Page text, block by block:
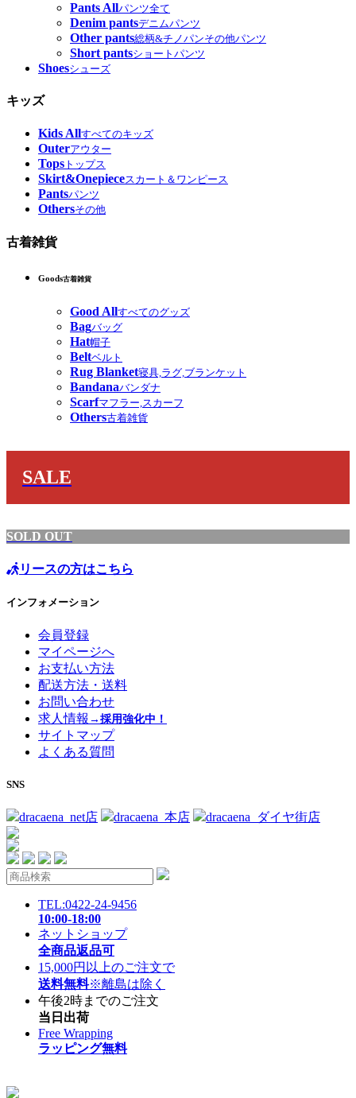
Pants Allパンツ全て
Denim pantsデニムパンツ
Other pants総柄&チノパンその他パンツ
Short pantsショートパンツ
Shoesシューズ
キッズ
Kids Allすべてのキッズ
Outerアウター
Tops トップス
Skirt&Onepieceスカート＆ワンピース
Pantsパンツ
Othersその他
古着雑貨
Goods古着雑貨
Good Allすべてのグッズ
Bagバッグ
Hat帽子
Beltベルト
Rug Blanket寝具,ラグ,ブランケット
Bandanaバンダナ
Scarfマフラー,スカーフ
Others古着雑貨
SALE
SOLD OUT
リースの方はこちら
インフォメーション
会員登録
マイページへ
お支払い方法
配送方法・送料
お問い合わせ
求人情報 →採用強化中！
サイトマップ
よくある質問
SNS
dracaena_net店 dracaena_本店 dracaena_ダイヤ街店
TEL:0422-24-9456
10:00-18:00
ネットショップ
全商品返品可
15,000円以上のご注文で
送料無料※離島は除く
午後2時までのご注文
当日出荷
Free Wrapping
ラッピング無料